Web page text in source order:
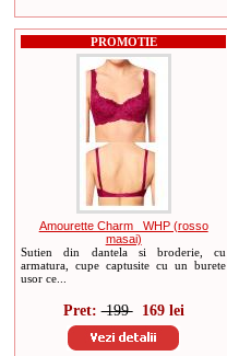
PROMOTIE
Amourette Charm _WHP (rosso
masai)
Sutien din dantela si broderie, cu
armatura, cupe captusite cu un burete
usor ce...
Pret:199169 lei